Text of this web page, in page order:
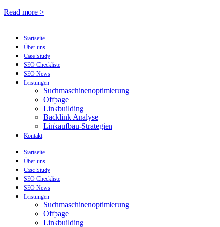
Read more >
Startseite
Über uns
Case Study
SEO Checkliste
SEO News
Leistungen
Suchmaschinenoptimierung
Offpage
Linkbuilding
Backlink Analyse
Linkaufbau-Strategien
Kontakt
Startseite
Über uns
Case Study
SEO Checkliste
SEO News
Leistungen
Suchmaschinenoptimierung
Offpage
Linkbuilding